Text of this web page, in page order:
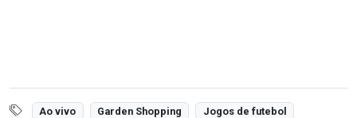
Ao vivo Garden Shopping
Jogos de futebol